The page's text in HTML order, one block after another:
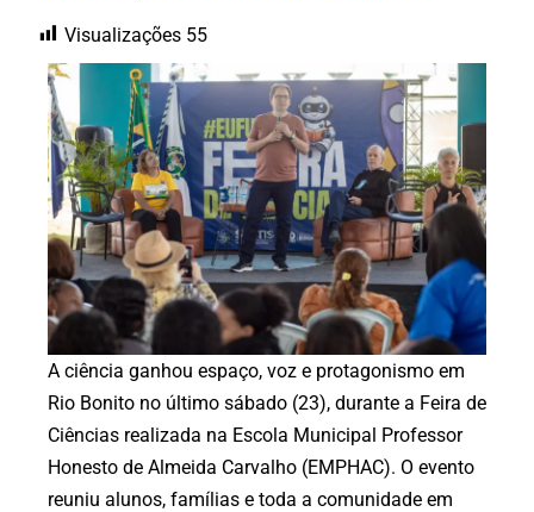
Visualizações 55
A ciência ganhou espaço, voz e protagonismo em
Rio Bonito no último sábado (23), durante a Feira de
Ciências realizada na Escola Municipal Professor
Honesto de Almeida Carvalho (EMPHAC). O evento
reuniu alunos, famílias e toda a comunidade em